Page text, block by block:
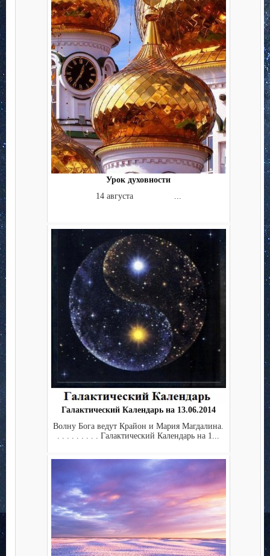
Урок духовности
14 августа ...
Галактический Календарь на 13.06.2014
Волну Бога ведут Крайон и Мария Магдалина.
. . . . . . . . . Галактический Календарь на 1...